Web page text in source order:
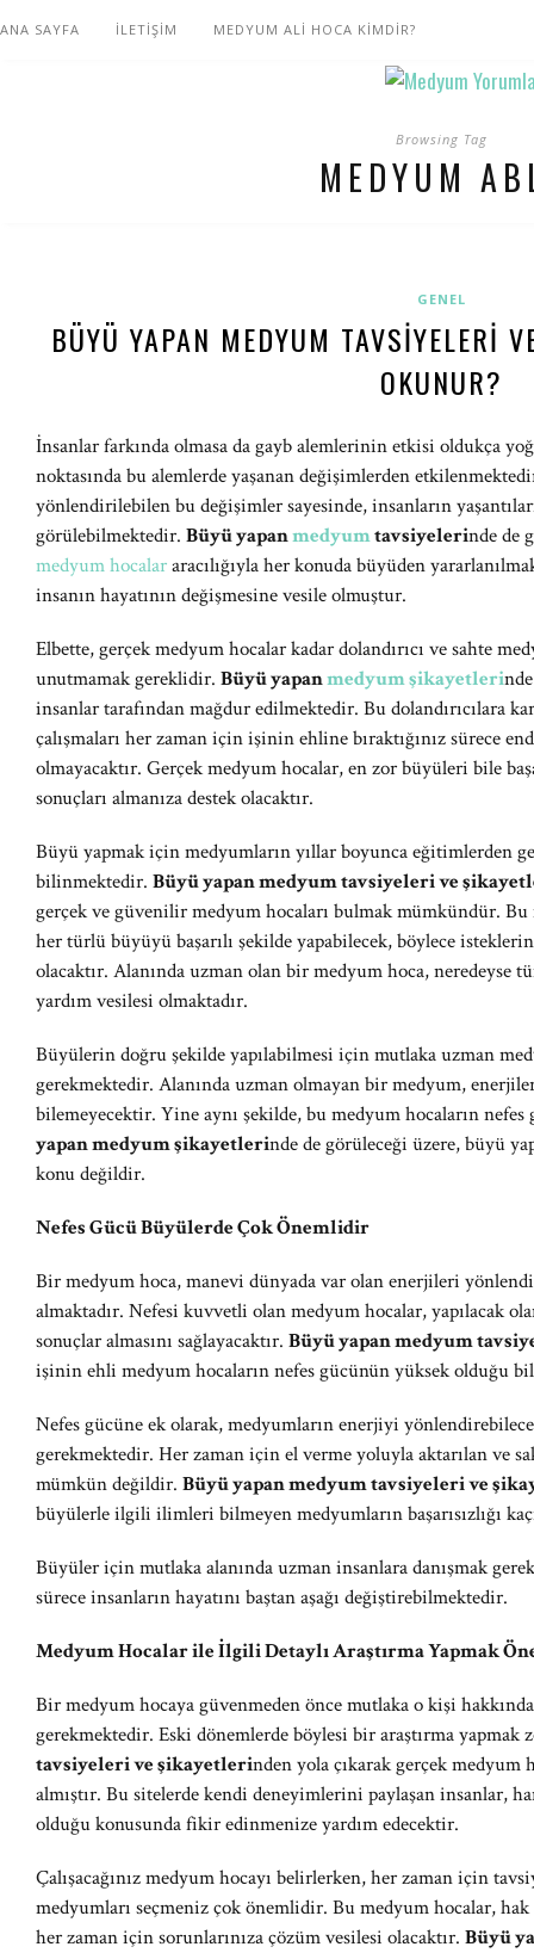
ANA SAYFA İLETİŞİM MEDYUM ALİ HOCA KİMDİR?
Browsing Tag
MEDYUM
GENEL
BÜYÜ YAPAN MEDYUM TAVSIYELERI
OKUNUR?
İnsanlar farkında olmasa da gayb alemlerinin etkisi oldukça
noktasında bu alemlerde yaşanan değişimlerden
yönlendirilebilen bu değişimler sayesinde, insanların
görülebilmektedir. Büyü yapanmedyumtavsiyelerinde de
medyum hocalararacılığıyla her konuda büyüden
insanın hayatının değişmesine vesile olmuştur.
Elbette, gerçek medyum hocalar kadar dolandırıcı ve sahte
unutmamak gereklidir. Büyü yapanmedyum şikayetleri
insanlar tarafından mağdur edilmektedir. Bu dolandırıcılara
çalışmaları her zaman için işinin ehline bıraktığınız sürece
olmayacaktır. Gerçek medyum hocalar, en zor büyüleri bile
sonuçları almanıza destek olacaktır.
Büyü yapmak için medyumların yıllar boyunca eğitimlerden
bilinmektedir. Büyü yapan medyum tavsiyeleri ve
gerçek ve güvenilir medyum hocaları bulmak mümkündür.
her türlü büyüyü başarılı şekilde yapabilecek, böylece
olacaktır. Alanında uzman olan bir medyum hoca, neredeyse
yardım vesilesi olmaktadır.
Büyülerin doğru şekilde yapılabilmesi için mutlaka uzman
gerekmektedir. Alanında uzman olmayan bir medyum,
bilemeyecektir. Yine aynı şekilde, bu medyum hocaların
yapan medyum şikayetlerinde de görüleceği üzere, büyü
konu değildir.
Nefes Gücü Büyülerde Çok Önemlidir
Bir medyum hoca, manevi dünyada var olan enerjileri
almaktadır. Nefesi kuvvetli olan medyum hocalar, yapılacak
sonuçlar almasını sağlayacaktır. Büyü yapan medyum
işinin ehli medyum hocaların nefes gücünün yüksek olduğu
Nefes gücüne ek olarak, medyumların enerjiyi
gerekmektedir. Her zaman için el verme yoluyla aktarılan ve
mümkün değildir. Büyü yapan medyum tavsiyeleri ve
büyülerle ilgili ilimleri bilmeyen medyumların başarısızlığı
Büyüler için mutlaka alanında uzman insanlara danışmak
sürece insanların hayatını baştan aşağı değiştirebilmektedir.
Medyum Hocalar ile İlgili Detaylı Araştırma Yapmak
Bir medyum hocaya güvenmeden önce mutlaka o kişi
gerekmektedir. Eski dönemlerde böylesi bir araştırma yapmak
tavsiyeleri ve şikayetlerinden yola çıkarak gerçek
almıştır. Bu sitelerde kendi deneyimlerini paylaşan insanlar,
olduğu konusunda fikir edinmenize yardım edecektir.
Çalışacağınız medyum hocayı belirlerken, her zaman için
medyumları seçmeniz çok önemlidir. Bu medyum hocalar,
her zaman için sorunlarınıza çözüm vesilesi olacaktır. Büyü